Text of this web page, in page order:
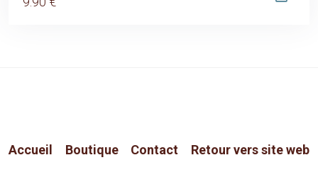
Accueil Boutique Contact Retour vers site web